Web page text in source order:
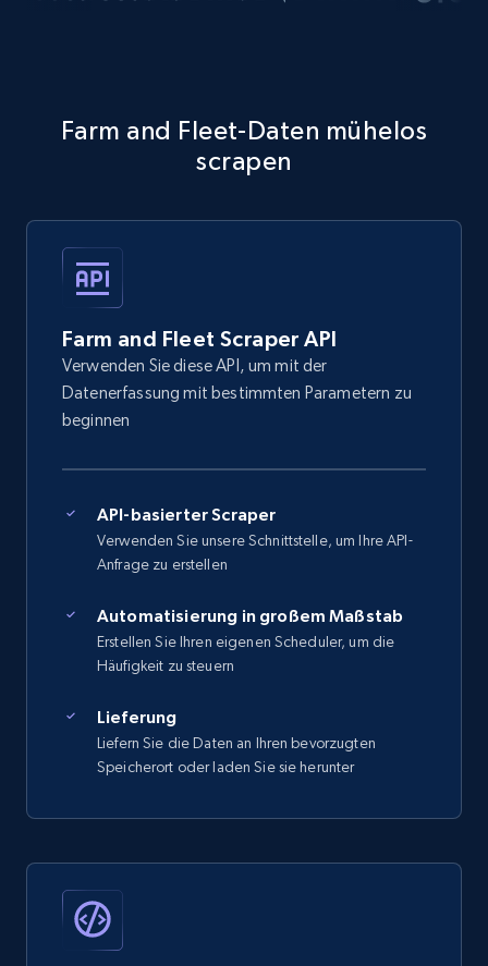
Farm and Fleet-Daten mühelos
scrapen
Farm and Fleet Scraper API
Verwenden Sie diese API, um mit der
Datenerfassung mit bestimmten Parametern zu
beginnen
API-basierter Scraper
Verwenden Sie unsere Schnittstelle, um Ihre API-
Anfrage zu erstellen
Automatisierung in großem Maßstab
Erstellen Sie Ihren eigenen Scheduler, um die
Häufigkeit zu steuern
Lieferung
Liefern Sie die Daten an Ihren bevorzugten
Speicherort oder laden Sie sie herunter